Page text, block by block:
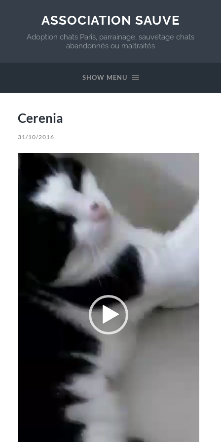
ASSOCIATION SAUVE
Adoption chats Paris, parrainage, sauvetage chats
abandonnés ou maltraités
SHOW MENU
Cerenia
31/10/2016
Video
Player